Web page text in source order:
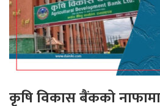
कृषि विकास बैंकको